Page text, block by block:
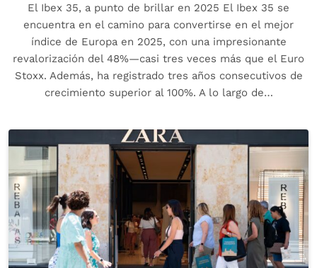
El Ibex 35, a punto de brillar en 2025 El Ibex 35 se
encuentra en el camino para convertirse en el mejor
índice de Europa en 2025, con una impresionante
revalorización del 48%—casi tres veces más que el Euro
Stoxx. Además, ha registrado tres años consecutivos de
crecimiento superior al 100%. A lo largo de…